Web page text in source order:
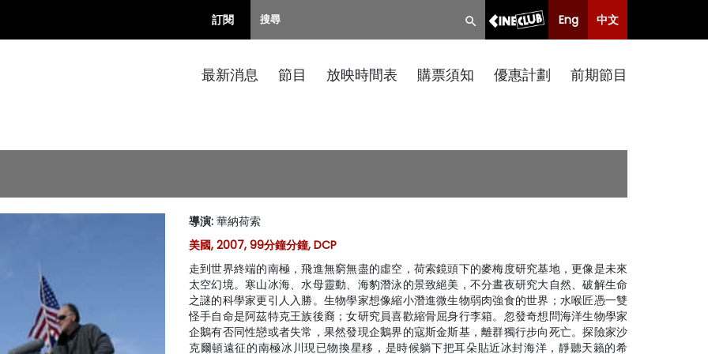
訂閱 Eng 中文
最新消息 節目 放映時間表 購票須知 優惠計劃 前期節目
導演: 華納荷索
美國, 2007, 99分鐘分鐘, DCP
走到世界終端的南極，飛進無窮無盡的虛空，荷索鏡頭下的麥梅度研究基地，更像是未來
太空幻境。寒山冰海、水母靈動、海豹潛泳的景致絕美，不分晝夜研究大自然、破解生命
之謎的科學家更引人入勝。生物學家想像縮小潛進微生物弱肉強食的世界；水喉匠憑一雙
怪手自命是阿茲特克王族後裔；女研究員喜歡縮骨屈身行李箱。忽發奇想問海洋生物學家
企鵝有否同性戀或者失常，果然發現企鵝界的寇斯金斯基，離群獨行步向死亡。探險家沙
克爾頓遠征的南極冰川現已物換星移，是時候躺下把耳朵貼近冰封海洋，靜聽天籟的希